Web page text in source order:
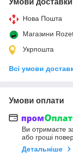
Нова Пошта
Магазини
Укрпошта
Всі умови
Умови оплати
Ви отримаєте
або гроші
Детальніше